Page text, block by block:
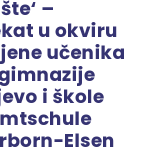
–
u okviru
učenika
i škole
Elsen